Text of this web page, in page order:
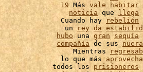
19 Más vale habitar
noticia que llega
Cuando hay rebelión
un rey da
hubo una gran sequía
compañía de sus
Mientras
lo que más aprovecha
todos los prisioneros